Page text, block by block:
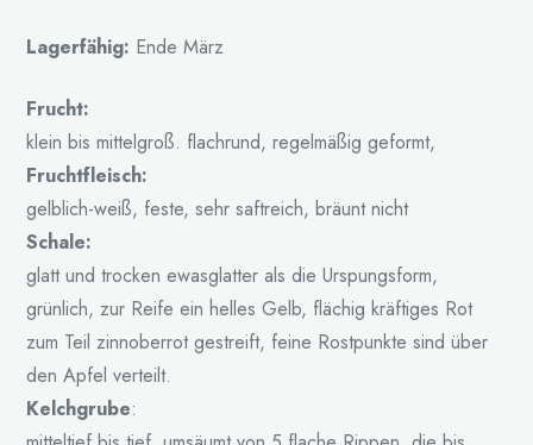
Lagerfähig: Ende März
Frucht:
klein bis mittelgroß. flachrund, regelmäßig geformt,
Fruchtfleisch:
gelblich-weiß, feste, sehr saftreich, bräunt nicht
Schale:
glatt und trocken ewasglatter als die Urspungsform,
grünlich, zur Reife ein helles Gelb, flächig kräftiges Rot
zum Teil zinnoberrot gestreift, feine Rostpunkte sind über
den Apfel verteilt.
Kelchgrube: